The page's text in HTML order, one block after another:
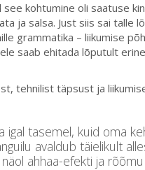
kohtumine oli saatuse
ja salsa. Just siis sai talle
grammatika – liikumise
saab ehitada lõputult
tehnilist täpsust ja
tasemel, kuid oma
avaldub täielikult
ahhaa-efekti ja